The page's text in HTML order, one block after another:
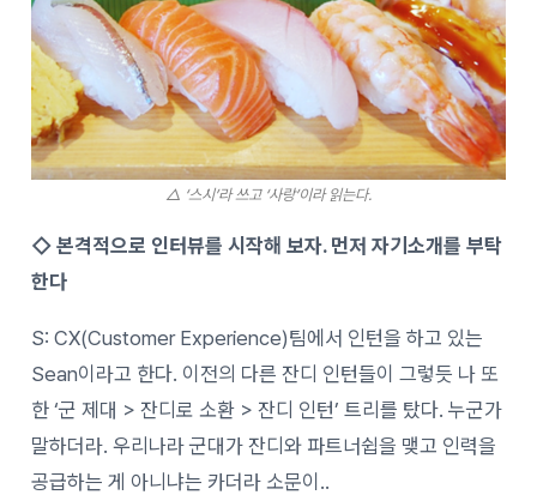
△ ‘스시’라 쓰고 ‘사랑’이라 읽는다.
◇ 본격적으로 인터뷰를 시작해 보자. 먼저 자기소개를 부탁
한다
S: CX(Customer Experience)팀에서 인턴을 하고 있는
Sean이라고 한다. 이전의 다른 잔디 인턴들이 그렇듯 나 또
한 ‘군 제대 > 잔디로 소환 > 잔디 인턴’ 트리를 탔다. 누군가
말하더라. 우리나라 군대가 잔디와 파트너쉽을 맺고 인력을
공급하는 게 아니냐는 카더라 소문이..